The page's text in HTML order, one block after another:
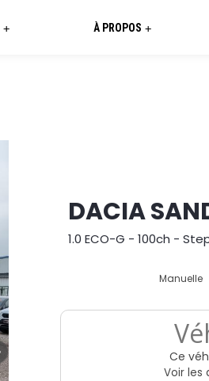
+ +
À PROPOS
DACIA
1.0 ECO-G - 100ch -
Manuelle
Ce
Voir les